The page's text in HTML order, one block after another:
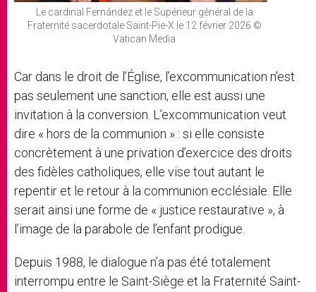
Le cardinal Fernández et le Supérieur général de la
Fraternité sacerdotale Saint-Pie-X le 12 février 2026 ©
Vatican Media
Car dans le droit de l’Église, l’excommunication n’est
pas seulement une sanction, elle est aussi une
invitation à la conversion. L’excommunication veut
dire « hors de la communion » : si elle consiste
concrètement à une privation d’exercice des droits
des fidèles catholiques, elle vise tout autant le
repentir et le retour à la communion ecclésiale. Elle
serait ainsi une forme de « justice restaurative », à
l’image de la parabole de l’enfant prodigue.
Depuis 1988, le dialogue n’a pas été totalement
interrompu entre le Saint-Siège et la Fraternité Saint-